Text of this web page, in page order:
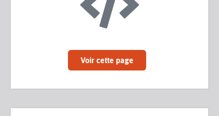
Voir cette page